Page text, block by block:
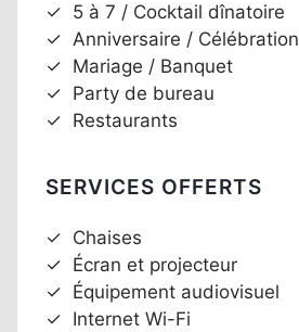
✓ 5 à 7 / Cocktail dînatoire
✓ Anniversaire / Célébration
✓ Mariage / Banquet
✓ Party de bureau
✓ Restaurants
SERVICES OFFERTS
✓ Chaises
✓ Écran et projecteur
✓ Équipement audiovisuel
✓ Internet Wi-Fi